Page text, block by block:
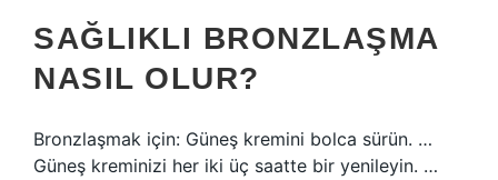
SAĞLIKLI BRONZLAŞMA
NASIL OLUR?
Bronzlaşmak için: Güneş kremini bolca sürün. …
Güneş kreminizi her iki üç saatte bir yenileyin. …